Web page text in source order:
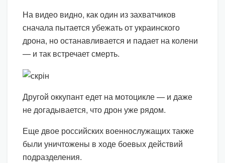
На видео видно, как один из захватчиков
сначала пытается убежать от украинского
дрона, но останавливается и падает на колени
— и так встречает смерть.
Другой оккупант едет на мотоцикле — и даже
не догадывается, что дрон уже рядом.
Еще двое российских военнослужащих также
были уничтожены в ходе боевых действий
подразделения.